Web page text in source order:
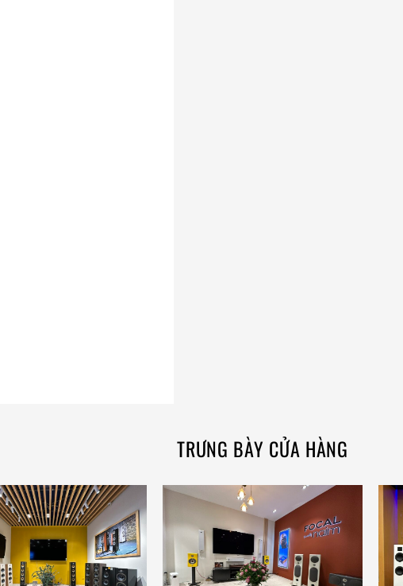
TRƯNG BÀY CỬA HÀNG